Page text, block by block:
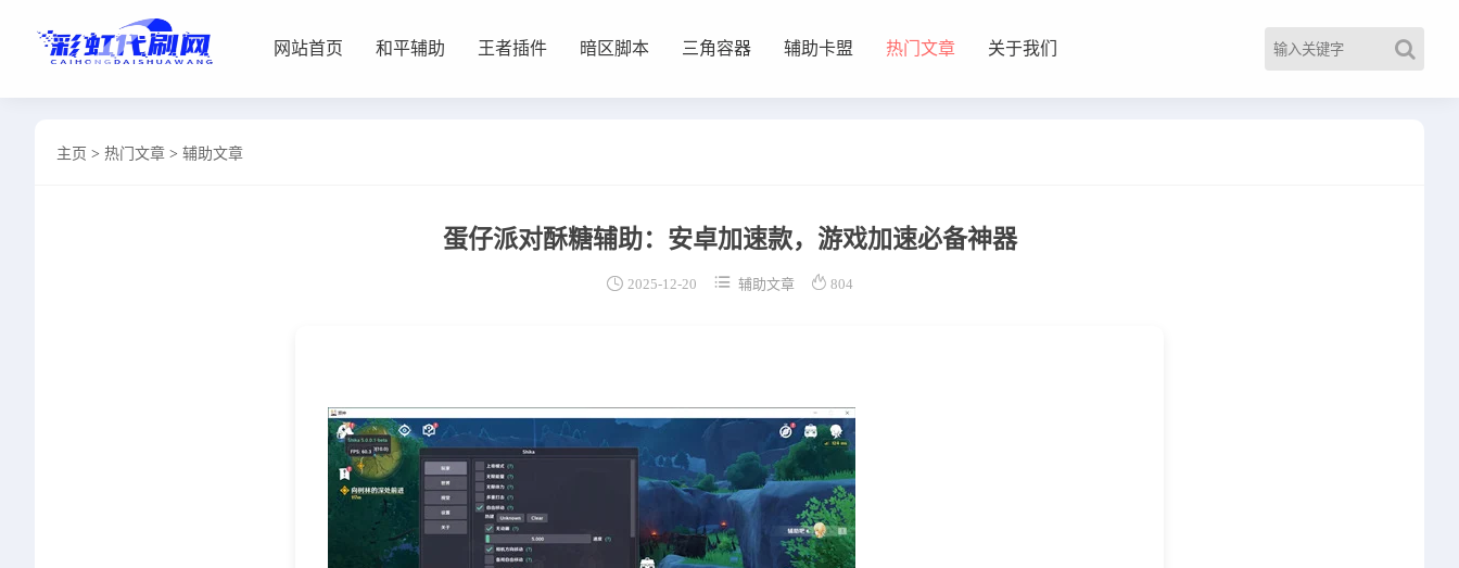
网站首页 和平辅助 王者插件 暗区脚本 三角容器 辅助卡盟 热门文章 关于我们
网站首页
主页 > 热门文章 > 辅助文章
蛋仔派对酥糖辅助：安卓加速款，游戏加速必备神器
 2025-12-20  辅助文章  804